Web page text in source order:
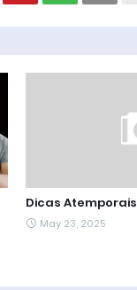
Dicas Atemporais
May 23, 2025